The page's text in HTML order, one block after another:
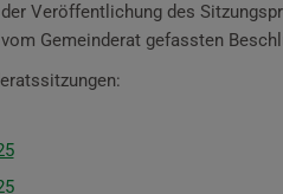
Veröffentlichung des
Gemeinderat gefassten